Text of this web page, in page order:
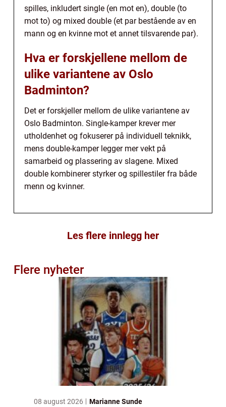
spilles, inkludert single (en mot en), double (to
mot to) og mixed double (et par bestående av en
mann og en kvinne mot et annet tilsvarende par).
Hva er forskjellene mellom de
ulike variantene av Oslo
Badminton?
Det er forskjeller mellom de ulike variantene av
Oslo Badminton. Single-kamper krever mer
utholdenhet og fokuserer på individuell teknikk,
mens double-kamper legger mer vekt på
samarbeid og plassering av slagene. Mixed
double kombinerer styrker og spillestiler fra både
menn og kvinner.
Les flere innlegg her
Flere nyheter
08 august 2026 Marianne Sunde